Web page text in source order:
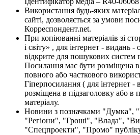
Використання будь-яких
сайті, дозволяється за умови
Корреспондент.net.
При копіюванні матеріалів зі
і світу» , для інтернет - видань -
відкрите для пошукових систем
Посилання має бути розміщена в
повного або часткового
Гіперпосилання ( для інтернет
розміщена в підзаголовку або в
матеріалу.
Новини з позначками "Думка",
"Регіони", "Гроші", "Влада",
"Спецпроекти", "Промо"